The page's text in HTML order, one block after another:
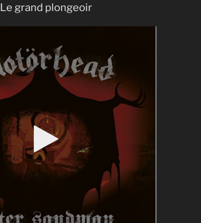
Le grand plongeoir